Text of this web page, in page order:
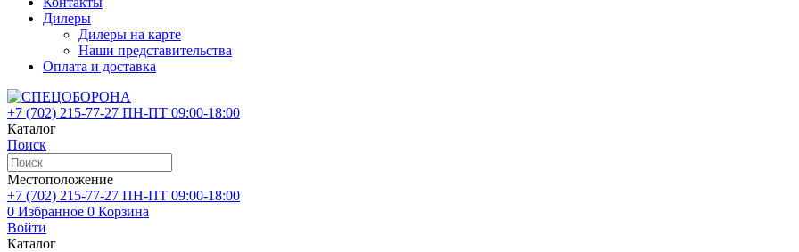
Дилеры
Дилеры на карте
Наши представительства
Оплата и доставка
+7 (702) 215-77-27 ПН-ПТ 09:00-18:00
Каталог
Поиск
Местоположение
+7 (702) 215-77-27 ПН-ПТ 09:00-18:00
0 Избранное 0 Корзина
Войти
Каталог